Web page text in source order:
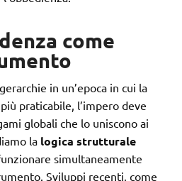
come
in un’epoca in cui la
praticabile, l’impero deve
globali che lo uniscono ai
la logica strutturale
simultaneamente
Sviluppi recenti, come